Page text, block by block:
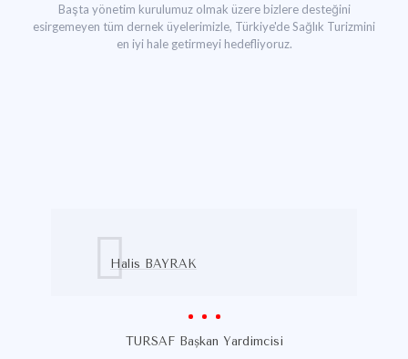
Başta yönetim kurulumuz olmak üzere bizlere desteğini
esirgemeyen tüm dernek üyelerimizle, Türkiye'de Sağlık Turizmini
en iyi hale getirmeyi hedefliyoruz.
Halis BAYRAK
TURSAF Başkan Yardımcısı